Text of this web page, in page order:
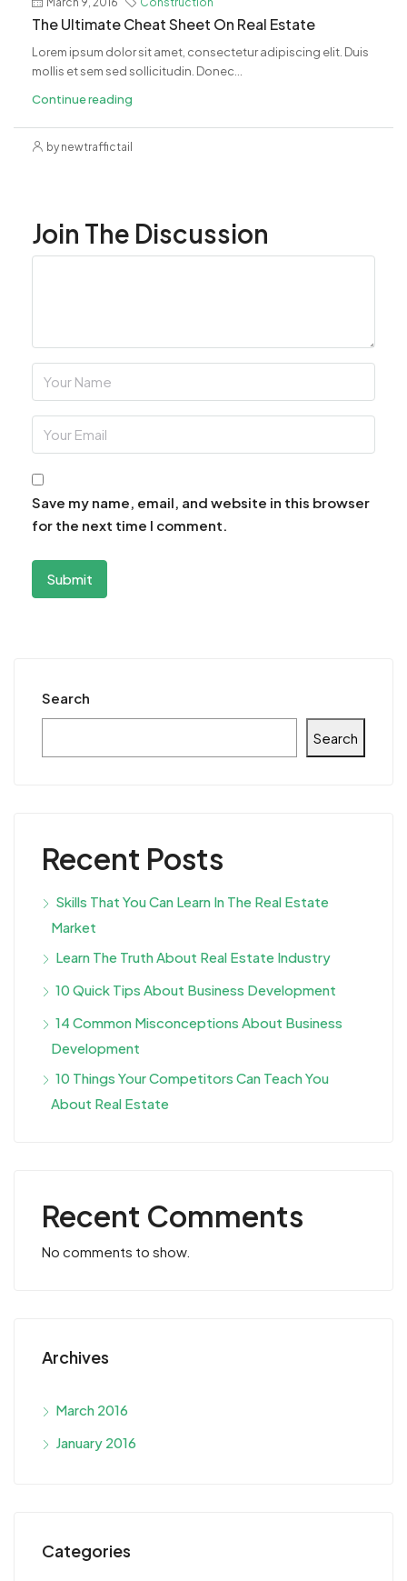
The Ultimate Cheat Sheet On Real Estate
Lorem ipsum dolor sit amet, consectetur adipiscing elit. Duis
mollis et sem sed sollicitudin. Donec...
Continue reading
by newtraffictail
Join The Discussion
Save my name, email, and website in this browser
for the next time I comment.
Search
Search
Recent Posts
Skills That You Can Learn In The Real Estate
Market
Learn The Truth About Real Estate Industry
10 Quick Tips About Business Development
14 Common Misconceptions About Business
Development
10 Things Your Competitors Can Teach You
About Real Estate
Recent Comments
No comments to show.
Archives
March 2016
January 2016
Categories